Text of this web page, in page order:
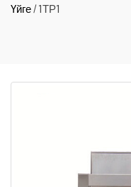
Үйге/1ТР1